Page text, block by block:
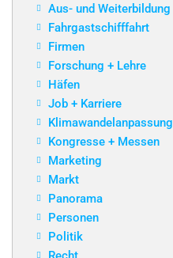
Aus- und Weiterbildung
Fahrgastschifffahrt
Firmen
Forschung + Lehre
Häfen
Job + Karriere
Klimawandelanpassung
Kongresse + Messen
Marketing
Markt
Panorama
Personen
Politik